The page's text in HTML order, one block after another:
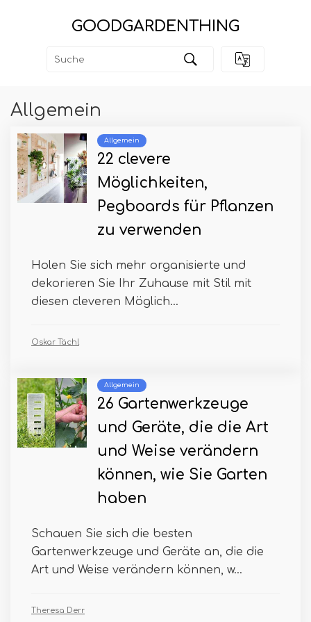
GOODGARDENTHING
Allgemein
Allgemein
22 clevere
Möglichkeiten,
Pegboards für Pflanzen
zu verwenden
Holen Sie sich mehr organisierte und
dekorieren Sie Ihr Zuhause mit Stil mit
diesen cleveren Möglich...
Oskar Tächl
Allgemein
26 Gartenwerkzeuge
und Geräte, die die Art
und Weise verändern
können, wie Sie Garten
haben
Schauen Sie sich die besten
Gartenwerkzeuge und Geräte an, die die
Art und Weise verändern können, w...
Theresa Derr